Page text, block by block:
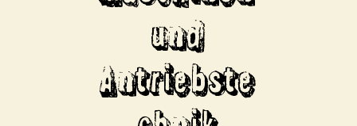
und
Antriebste